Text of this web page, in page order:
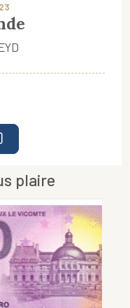
plaire